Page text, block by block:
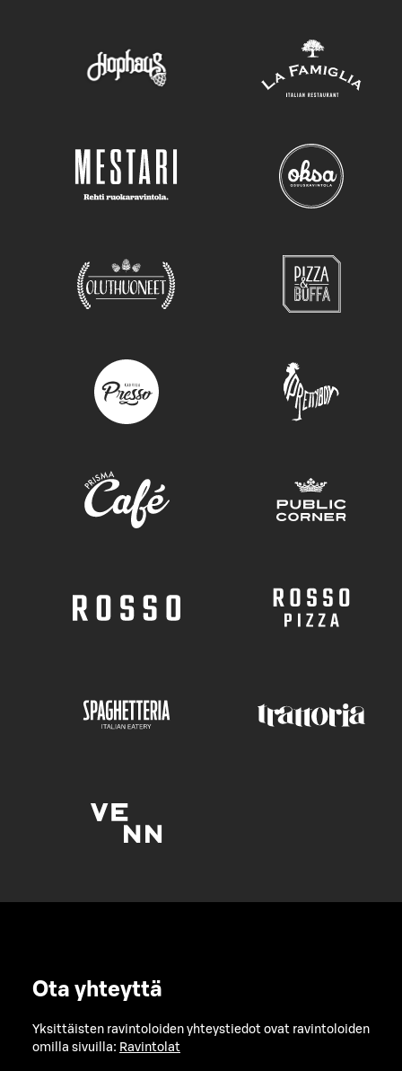
Ota yhteyttä
Yksittäisten ravintoloiden yhteystiedot ovat ravintoloiden
omilla sivuilla: Ravintolat